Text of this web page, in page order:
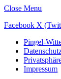
Close Menu
Facebook X
Pingel-
Impressum